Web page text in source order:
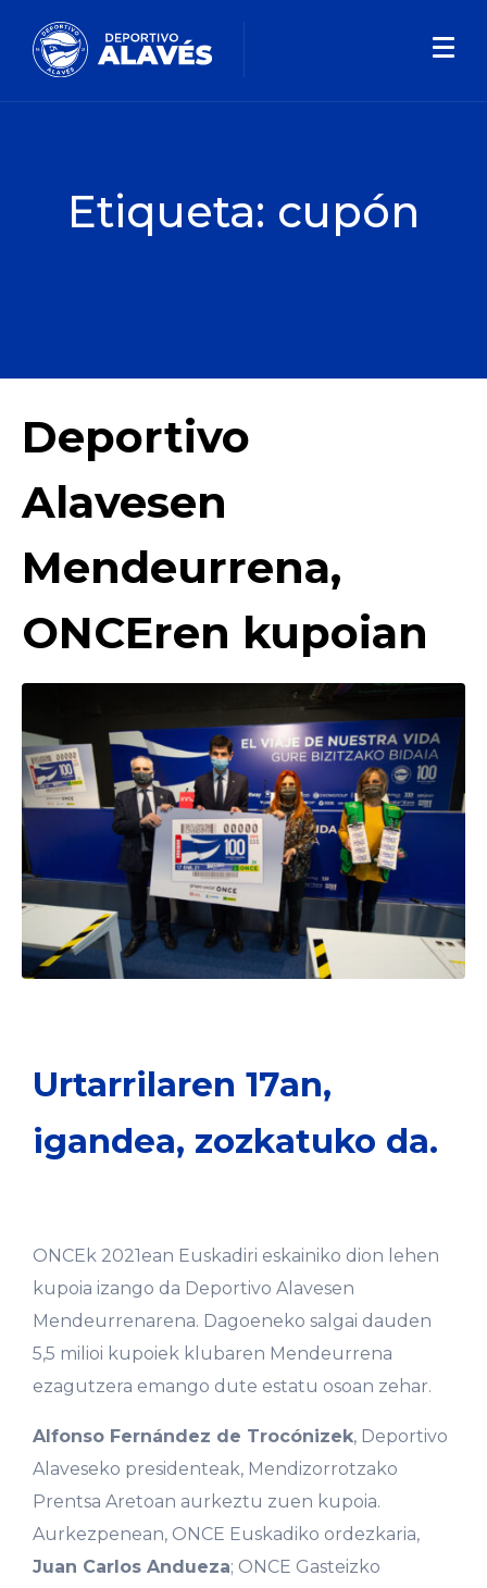
Etiqueta: cupón
Deportivo
Alavesen
Mendeurrena,
ONCEren kupoian
Urtarrilaren 17an,
igandea, zozkatuko da.
ONCEk 2021ean Euskadiri eskainiko dion lehen
kupoia izango da Deportivo Alavesen
Mendeurrenarena. Dagoeneko salgai dauden
5,5 milioi kupoiek klubaren Mendeurrena
ezagutzera emango dute estatu osoan zehar.
Alfonso Fernández de Trocónizek, Deportivo
Alaveseko presidenteak, Mendizorrotzako
Prentsa Aretoan aurkeztu zuen kupoia.
Aurkezpenean, ONCE Euskadiko ordezkaria,
Juan Carlos Andueza; ONCE Gasteizko